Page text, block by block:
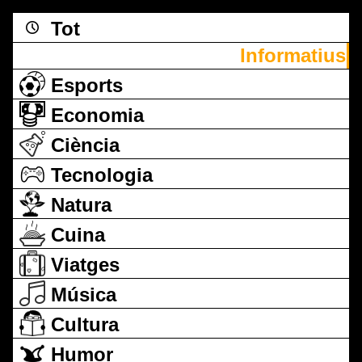
Tot
Informatius
Esports
Economia
Ciència
Tecnologia
Natura
Cuina
Viatges
Música
Cultura
Humor